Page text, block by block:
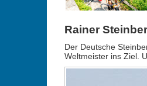
Rainer
Der Deutsche
Weltmeister ins Ziel.